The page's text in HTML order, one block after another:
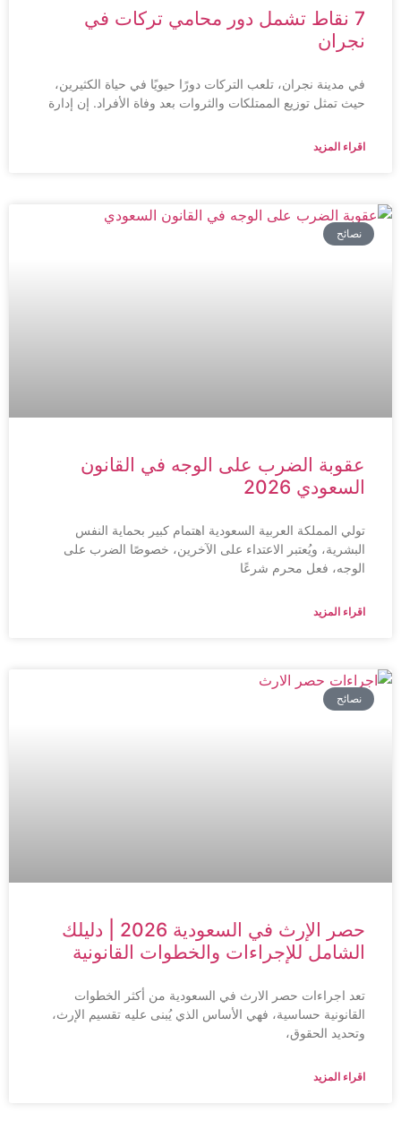
7 نقاط تشمل دور محامي تركات في
نجران
في مدينة نجران، تلعب التركات دورًا حيويًا في حياة الكثيرين،
حيث تمثل توزيع الممتلكات والثروات بعد وفاة الأفراد. إن إدارة
اقراء المزيد
نصائح
عقوبة الضرب على الوجه في القانون
السعودي 2026
تولي المملكة العربية السعودية اهتمام كبير بحماية النفس
البشرية، ويُعتبر الاعتداء على الآخرين، خصوصًا الضرب على
الوجه، فعل محرم شرعًا
اقراء المزيد
نصائح
حصر الإرث في السعودية 2026 | دليلك
الشامل للإجراءات والخطوات القانونية
تعد اجراءات حصر الارث في السعودية من أكثر الخطوات
القانونية حساسية، فهي الأساس الذي يُبنى عليه تقسيم الإرث،
وتحديد الحقوق،
اقراء المزيد